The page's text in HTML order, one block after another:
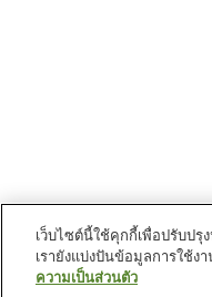
หน้าแรก
เว็บไซต์นี้ใช้คุกกี้เพื่อปรับปรุ
เรายังแบ่งปันข้อมูลการใช้ง
ความเป็นส่วนตัว